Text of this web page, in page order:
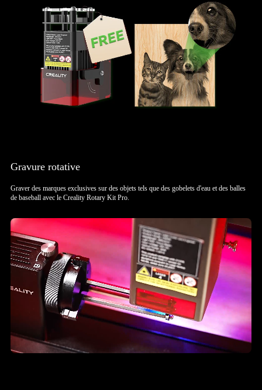
Gravure rotative
Graver des marques exclusives sur des objets tels que des gobelets d'eau et des balles
de baseball avec le Creality Rotary Kit Pro.